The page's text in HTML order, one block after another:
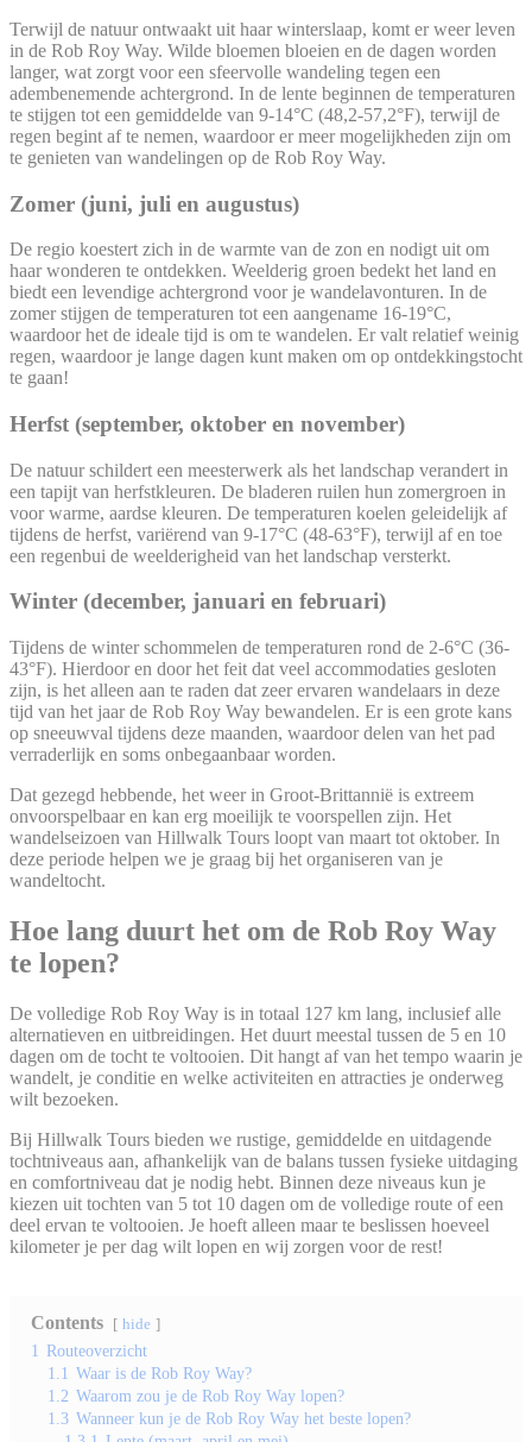
Terwijl de natuur ontwaakt uit haar winterslaap, komt er weer leven
in de Rob Roy Way. Wilde bloemen bloeien en de dagen worden
langer, wat zorgt voor een sfeervolle wandeling tegen een
adembenemende achtergrond. In de lente beginnen de temperaturen
te stijgen tot een gemiddelde van 9-14°C (48,2-57,2°F), terwijl de
regen begint af te nemen, waardoor er meer mogelijkheden zijn om
te genieten van wandelingen op de Rob Roy Way.
Zomer (juni, juli en augustus)
De regio koestert zich in de warmte van de zon en nodigt uit om
haar wonderen te ontdekken. Weelderig groen bedekt het land en
biedt een levendige achtergrond voor je wandelavonturen. In de
zomer stijgen de temperaturen tot een aangename 16-19°C,
waardoor het de ideale tijd is om te wandelen. Er valt relatief weinig
regen, waardoor je lange dagen kunt maken om op ontdekkingstocht
te gaan!
Herfst (september, oktober en november)
De natuur schildert een meesterwerk als het landschap verandert in
een tapijt van herfstkleuren. De bladeren ruilen hun zomergroen in
voor warme, aardse kleuren. De temperaturen koelen geleidelijk af
tijdens de herfst, variërend van 9-17°C (48-63°F), terwijl af en toe
een regenbui de weelderigheid van het landschap versterkt.
Winter (december, januari en februari)
Tijdens de winter schommelen de temperaturen rond de 2-6°C (36-
43°F). Hierdoor en door het feit dat veel accommodaties gesloten
zijn, is het alleen aan te raden dat zeer ervaren wandelaars in deze
tijd van het jaar de Rob Roy Way bewandelen. Er is een grote kans
op sneeuwval tijdens deze maanden, waardoor delen van het pad
verraderlijk en soms onbegaanbaar worden.
Dat gezegd hebbende, het weer in Groot-Brittannië is extreem
onvoorspelbaar en kan erg moeilijk te voorspellen zijn. Het
wandelseizoen van Hillwalk Tours loopt van maart tot oktober. In
deze periode helpen we je graag bij het organiseren van je
wandeltocht.
Hoe lang duurt het om de Rob Roy Way
te lopen?
De volledige Rob Roy Way is in totaal 127 km lang, inclusief alle
alternatieven en uitbreidingen. Het duurt meestal tussen de 5 en 10
dagen om de tocht te voltooien. Dit hangt af van het tempo waarin je
wandelt, je conditie en welke activiteiten en attracties je onderweg
wilt bezoeken.
Bij Hillwalk Tours bieden we rustige, gemiddelde en uitdagende
tochtniveaus aan, afhankelijk van de balans tussen fysieke uitdaging
en comfortniveau dat je nodig hebt. Binnen deze niveaus kun je
kiezen uit tochten van 5 tot 10 dagen om de volledige route of een
deel ervan te voltooien. Je hoeft alleen maar te beslissen hoeveel
kilometer je per dag wilt lopen en wij zorgen voor de rest!
Contents hide
1 Routeoverzicht
1.1 Waar is de Rob Roy Way?
1.2 Waarom zou je de Rob Roy Way lopen?
1.3 Wanneer kun je de Rob Roy Way het beste lopen?